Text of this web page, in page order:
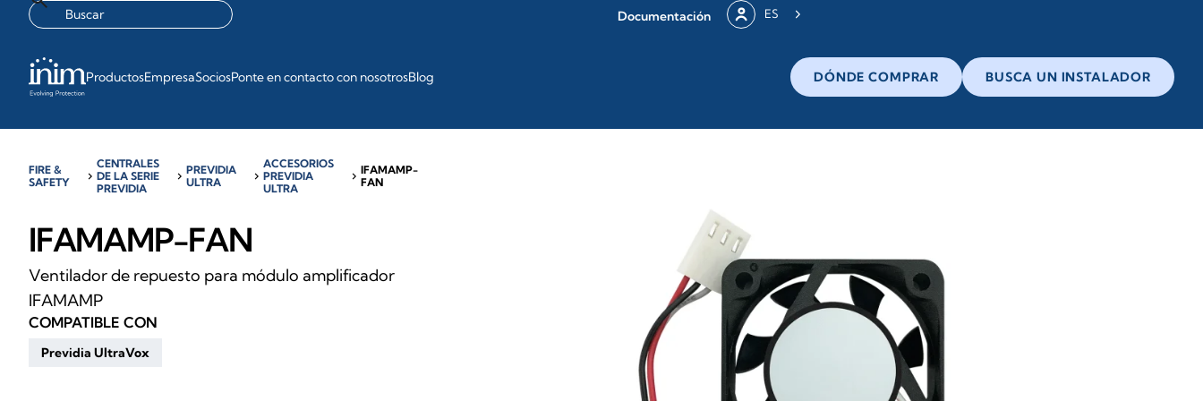
Documentación ES
ProductosEmpresaSociosPonte en contacto con nosotrosBlog DÓNDE COMPRAR BUSCA UN INSTALADOR
FIRE &
SAFETY
chevron_right
CENTRALES
DE LA SERIE
PREVIDIA
chevron_rightPREVIDIA
ULTRA
chevron_right
ACCESORIOS
PREVIDIA
ULTRA
chevron_rightIFAMAMP-
FAN
IFAMAMP-FAN
Ventilador de repuesto para módulo amplificador
IFAMAMP
COMPATIBLE CON
Previdia UltraVox